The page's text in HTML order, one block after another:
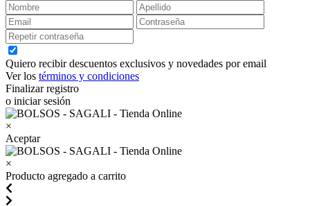
Quiero recibir descuentos exclusivos y novedades por email
Ver los términos y condiciones
Finalizar registro
o iniciar sesión
×
Aceptar
×
Producto agregado a carrito